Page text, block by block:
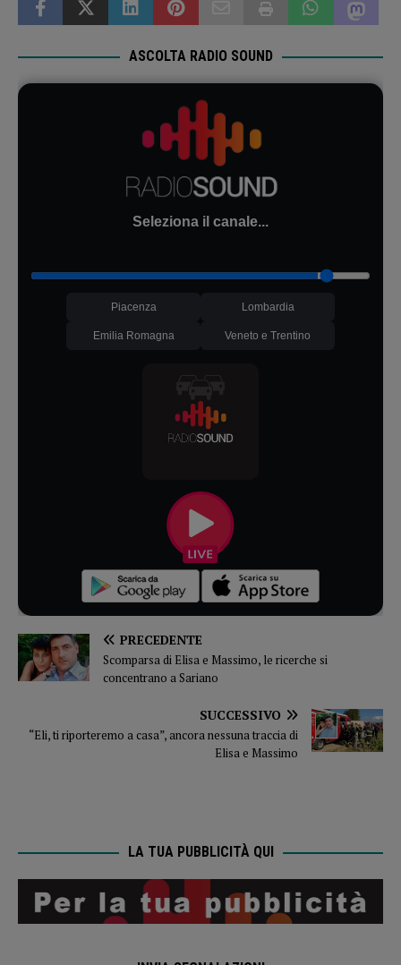
ASCOLTA RADIO SOUND
Seleziona il canale...
Piacenza Lombardia
Emilia Romagna Veneto e Trentino
PRECEDENTE
Scomparsa di Elisa e Massimo, le ricerche si
concentrano a Sariano
SUCCESSIVO
“Eli, ti riporteremo a casa”, ancora nessuna traccia di
Elisa e Massimo
LA TUA PUBBLICITÀ QUI